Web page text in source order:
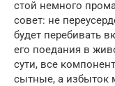
стой немного
совет: не
будет перебивать
его поедания в
сути, все
сытные, а избыток